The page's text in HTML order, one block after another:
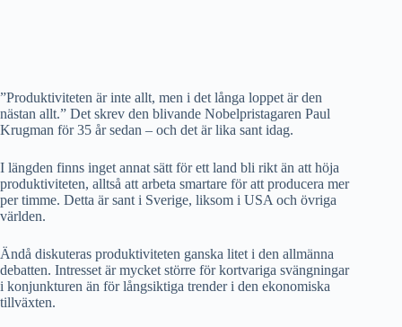
”Produktiviteten är inte allt, men i det långa loppet är den
nästan allt.” Det skrev den blivande Nobelpristagaren Paul
Krugman för 35 år sedan – och det är lika sant idag.
I längden finns inget annat sätt för ett land bli rikt än att höja
produktiviteten, alltså att arbeta smartare för att producera mer
per timme. Detta är sant i Sverige, liksom i USA och övriga
världen.
Ändå diskuteras produktiviteten ganska litet i den allmänna
debatten. Intresset är mycket större för kortvariga svängningar
i konjunkturen än för långsiktiga trender i den ekonomiska
tillväxten.